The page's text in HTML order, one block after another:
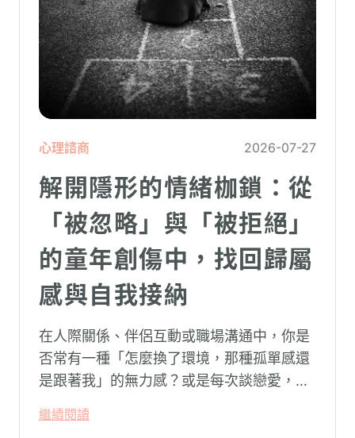
心理諮商 2026-07-27
解開隱形的情緒枷鎖：從
「被忽略」與「被拒絕」
的童年創傷中，找回歸屬
感與自我接納
在人際關係、伴侶互動或職場溝通中，你是
否常有一種「怎麼換了環境，那種孤單感還
是跟著我」的無力感？或是每次談戀愛，總
卻演變成兩敗俱傷？
繼續閱讀